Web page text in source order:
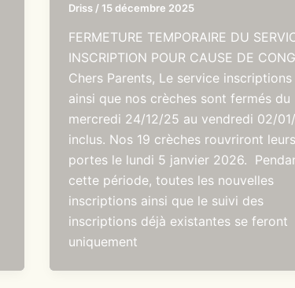
Driss / 15 décembre 2025
FERMETURE TEMPORAIRE DU
INSCRIPTION POUR CAUSE DE
Chers Parents, Le service inscriptions
ainsi que nos crèches sont fermés du
mercredi 24/12/25 au vendredi 02/
inclus. Nos 19 crèches rouvriront leurs
portes le lundi 5 janvier 2026.
cette période, toutes les nouvelles
inscriptions ainsi que le suivi des
inscriptions déjà existantes se feront
uniquement